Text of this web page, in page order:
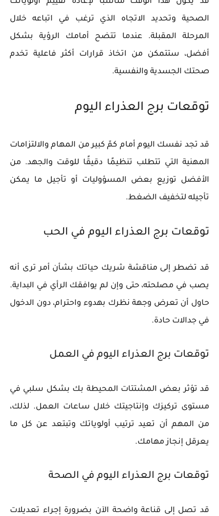
الصحية وتحديد الاتجاه الذي ترغب في اتباعه خلال
المرحلة المقبلة. عندما تتضح أمامك الرؤية بشكل
أفضل، ستتمكن من اتخاذ قرارات أكثر فاعلية تخدم
صحتك الجسدية والنفسية.
توقعات برج العذراء اليوم
قد تجد نفسك اليوم أمام كمّ كبير من المهام والالتزامات
المهنية التي تتطلب تنظيمًا دقيقًا للوقت والجهد. من
الأفضل توزيع بعض المسؤوليات أو تأجيل ما يمكن
تأجيله لتخفيف الضغط.
توقعات برج العذراء اليوم في الحب
قد تضطر إلى مناقشة شريك حياتك بشأن أمر ترى أنه
يصب في مصلحته، حتى وإن لم يوافقك الرأي في البداية.
حاول أن تعرض وجهة نظرك بهدوء واحترام، دون الدخول
في جدالات حادة.
توقعات برج العذراء اليوم في العمل
قد تؤثر بعض المشتتات المحيطة بك بشكل سلبي في
مستوى تركيزك وإنتاجيتك خلال ساعات العمل. لذلك،
من المهم أن تعيد ترتيب أولوياتك وتبتعد عن كل ما
يعرقل إنجاز مهامك.
توقعات برج العذراء اليوم في الصحة
قد تصل إلى قناعة واضحة الآن بضرورة إجراء تعديلات